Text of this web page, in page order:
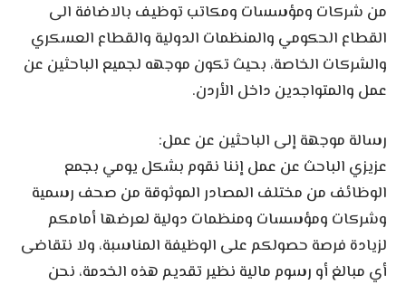
من شركات ومؤسسات ومكاتب توظيف بالاضافة الى
القطاع الحكومي والمنظمات الدولية والقطاع العسكري
والشركات الخاصة، بحيث تكون موجهه لجميع الباحثين عن
عمل والمتواجدين داخل الأردن.
رسالة موجهة إلى الباحثين عن عمل:
عزيزي الباحث عن عمل إننا نقوم بشكل يومي بجمع
الوظائف من مختلف المصادر الموثوقة من صحف رسمية
وشركات ومؤسسات ومنظمات دولية لعرضها أمامكم
لزيادة فرصة حصولكم على الوظيفة المناسبة، ولا نتقاضى
أي مبالغ أو رسوم مالية نظير تقديم هذه الخدمة، نحن